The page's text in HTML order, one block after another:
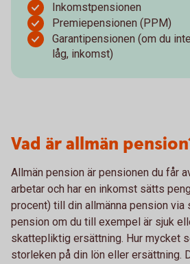
Inkomstpensionen
Premiepensionen (PPM)
Garantipensionen (om du
låg, inkomst)
Vad är allmän
Allmän pension är pensionen du får
arbetar och har en inkomst sätts
procent) till din allmänna pension via
pension om du till exempel är sjuk
skattepliktig ersättning. Hur mycket
storleken på din lön eller ersättning.